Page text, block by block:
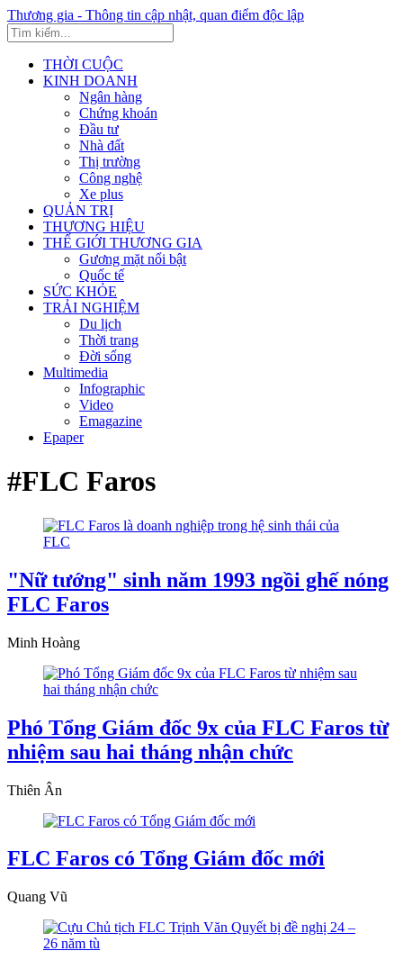
Thương gia - Thông tin cập nhật, quan điểm độc lập
THỜI CUỘC
KINH DOANH
Ngân hàng
Chứng khoán
Đầu tư
Nhà đất
Thị trường
Công nghệ
Xe plus
QUẢN TRỊ
THƯƠNG HIỆU
THẾ GIỚI THƯƠNG GIA
Gương mặt nổi bật
Quốc tế
SỨC KHỎE
TRẢI NGHIỆM
Du lịch
Thời trang
Đời sống
Multimedia
Infographic
Video
Emagazine
Epaper
#FLC Faros
"Nữ tướng" sinh năm 1993 ngồi ghế nóng
FLC Faros
Minh Hoàng
Phó Tổng Giám đốc 9x của FLC Faros từ
nhiệm sau hai tháng nhận chức
Thiên Ân
FLC Faros có Tổng Giám đốc mới
Quang Vũ